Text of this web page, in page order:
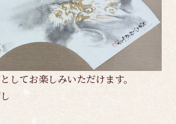
してお楽しみいただけます。